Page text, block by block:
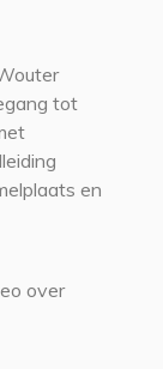
tot
en
over